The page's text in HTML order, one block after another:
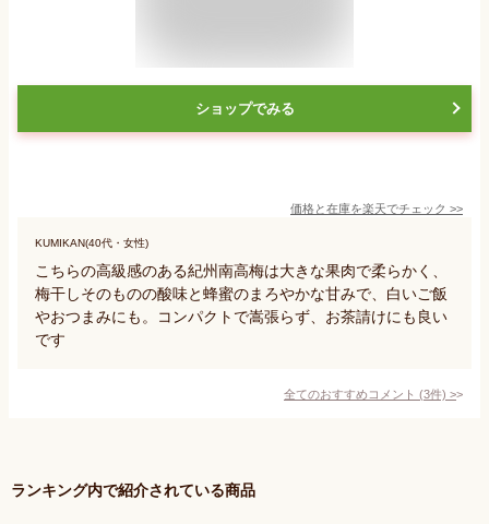
ショップでみる
価格と在庫を楽天でチェック >>
KUMIKAN(40代・女性)
こちらの高級感のある紀州南高梅は大きな果肉で柔らかく、
梅干しそのものの酸味と蜂蜜のまろやかな甘みで、白いご飯
やおつまみにも。コンパクトで嵩張らず、お茶請けにも良い
です
全てのおすすめコメント (3件) >
ランキング内で紹介されている商品